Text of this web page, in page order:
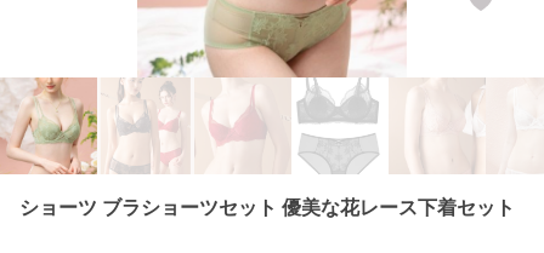
ショーツ ブラショーツセット 優美な花レース下着セット